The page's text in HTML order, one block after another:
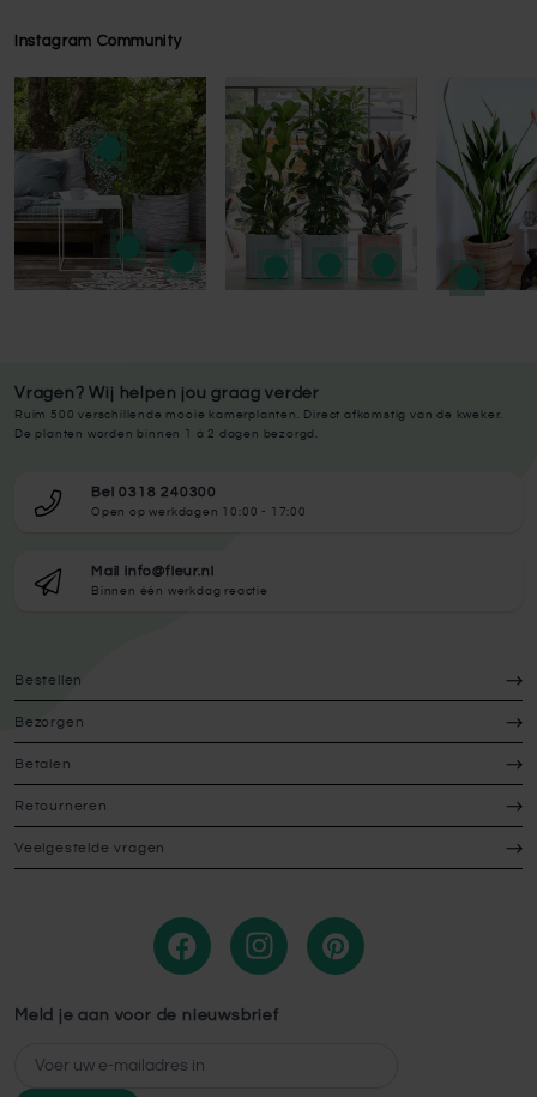
Instagram Community
Press to skip carousel
Press to skip carousel
Vragen? Wij helpen jou graag verder
Ruim 500 verschillende mooie kamerplanten. Direct afkomstig van de kweker.
De planten worden binnen 1 à 2 dagen bezorgd.
Bel 0318 240300
Open op werkdagen 10:00 - 17:00
Mail info@fleur.nl
Binnen één werkdag reactie
Bestellen
Bezorgen
Betalen
Retourneren
Veelgestelde vragen
Meld je aan voor de nieuwsbrief
E-mailadres